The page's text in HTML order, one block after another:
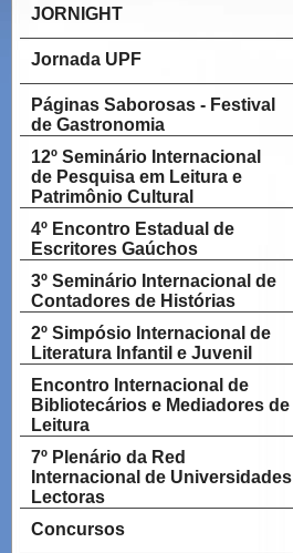
JORNIGHT
Jornada UPF
Páginas Saborosas - Festival
de Gastronomia
12º Seminário Internacional
de Pesquisa em Leitura e
Patrimônio Cultural
4º Encontro Estadual de
Escritores Gaúchos
3º Seminário Internacional de
Contadores de Histórias
2º Simpósio Internacional de
Literatura Infantil e Juvenil
Encontro Internacional de
Bibliotecários e Mediadores de
Leitura
7º Plenário da Red
Internacional de Universidades
Lectoras
Concursos